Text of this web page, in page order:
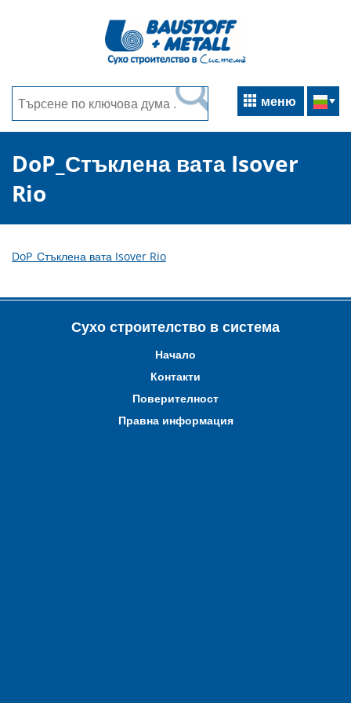
меню
DoP_Стъклена вата Isover
Rio
DoP_Стъклена вата Isover Rio
Сухо строителство в система
Начало
Контакти
Поверителност
Правна информация